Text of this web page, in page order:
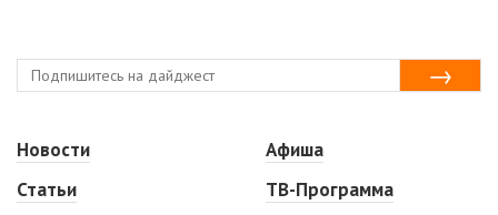
Новости
Статьи
Афиша
ТВ-Программа